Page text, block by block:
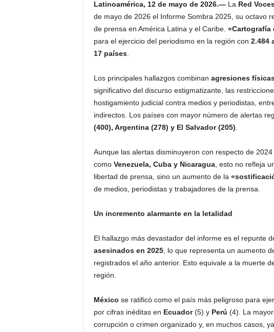
Latinoamérica, 12 de mayo de 2026.—La Red
de mayo de 2026 el Informe Sombra 2025, su octavo
de prensa en América Latina y el Caribe. «Cartografía
para el ejercicio del periodismo en la región con 2.484
17 países.
Los principales hallazgos combinan agresiones
significativo del discurso estigmatizante, las
hostigamiento judicial contra medios y periodistas,
indirectos. Los países con mayor número de alertas
(400), Argentina (278) y El Salvador (205)
Aunque las alertas disminuyeron con respecto de
comoVenezuela, Cuba y Nicaragua, esto no refleja
libertad de prensa, sino un aumento de la
de medios, periodistas y trabajadores de la prensa.
Un incremento alarmante en la letalidad
El hallazgo más devastador del informe es el repunte
asesinados en 2025, lo que representa un aumento
registrados el año anterior. Esto equivale a la muerte
región.
México se ratificó como el país más peligroso para
por cifras inéditas en Ecuador(5) y Perú (4). La
corrupción o crimen organizado y, en muchos casos,